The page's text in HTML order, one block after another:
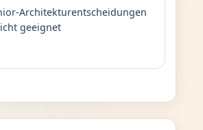
Architekturentscheidungen
geeignet